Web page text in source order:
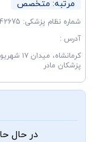
مرتبه: متخصص
شماره نظام پزشکی: 142675
آدرس :
پزشکان مادر
در حال